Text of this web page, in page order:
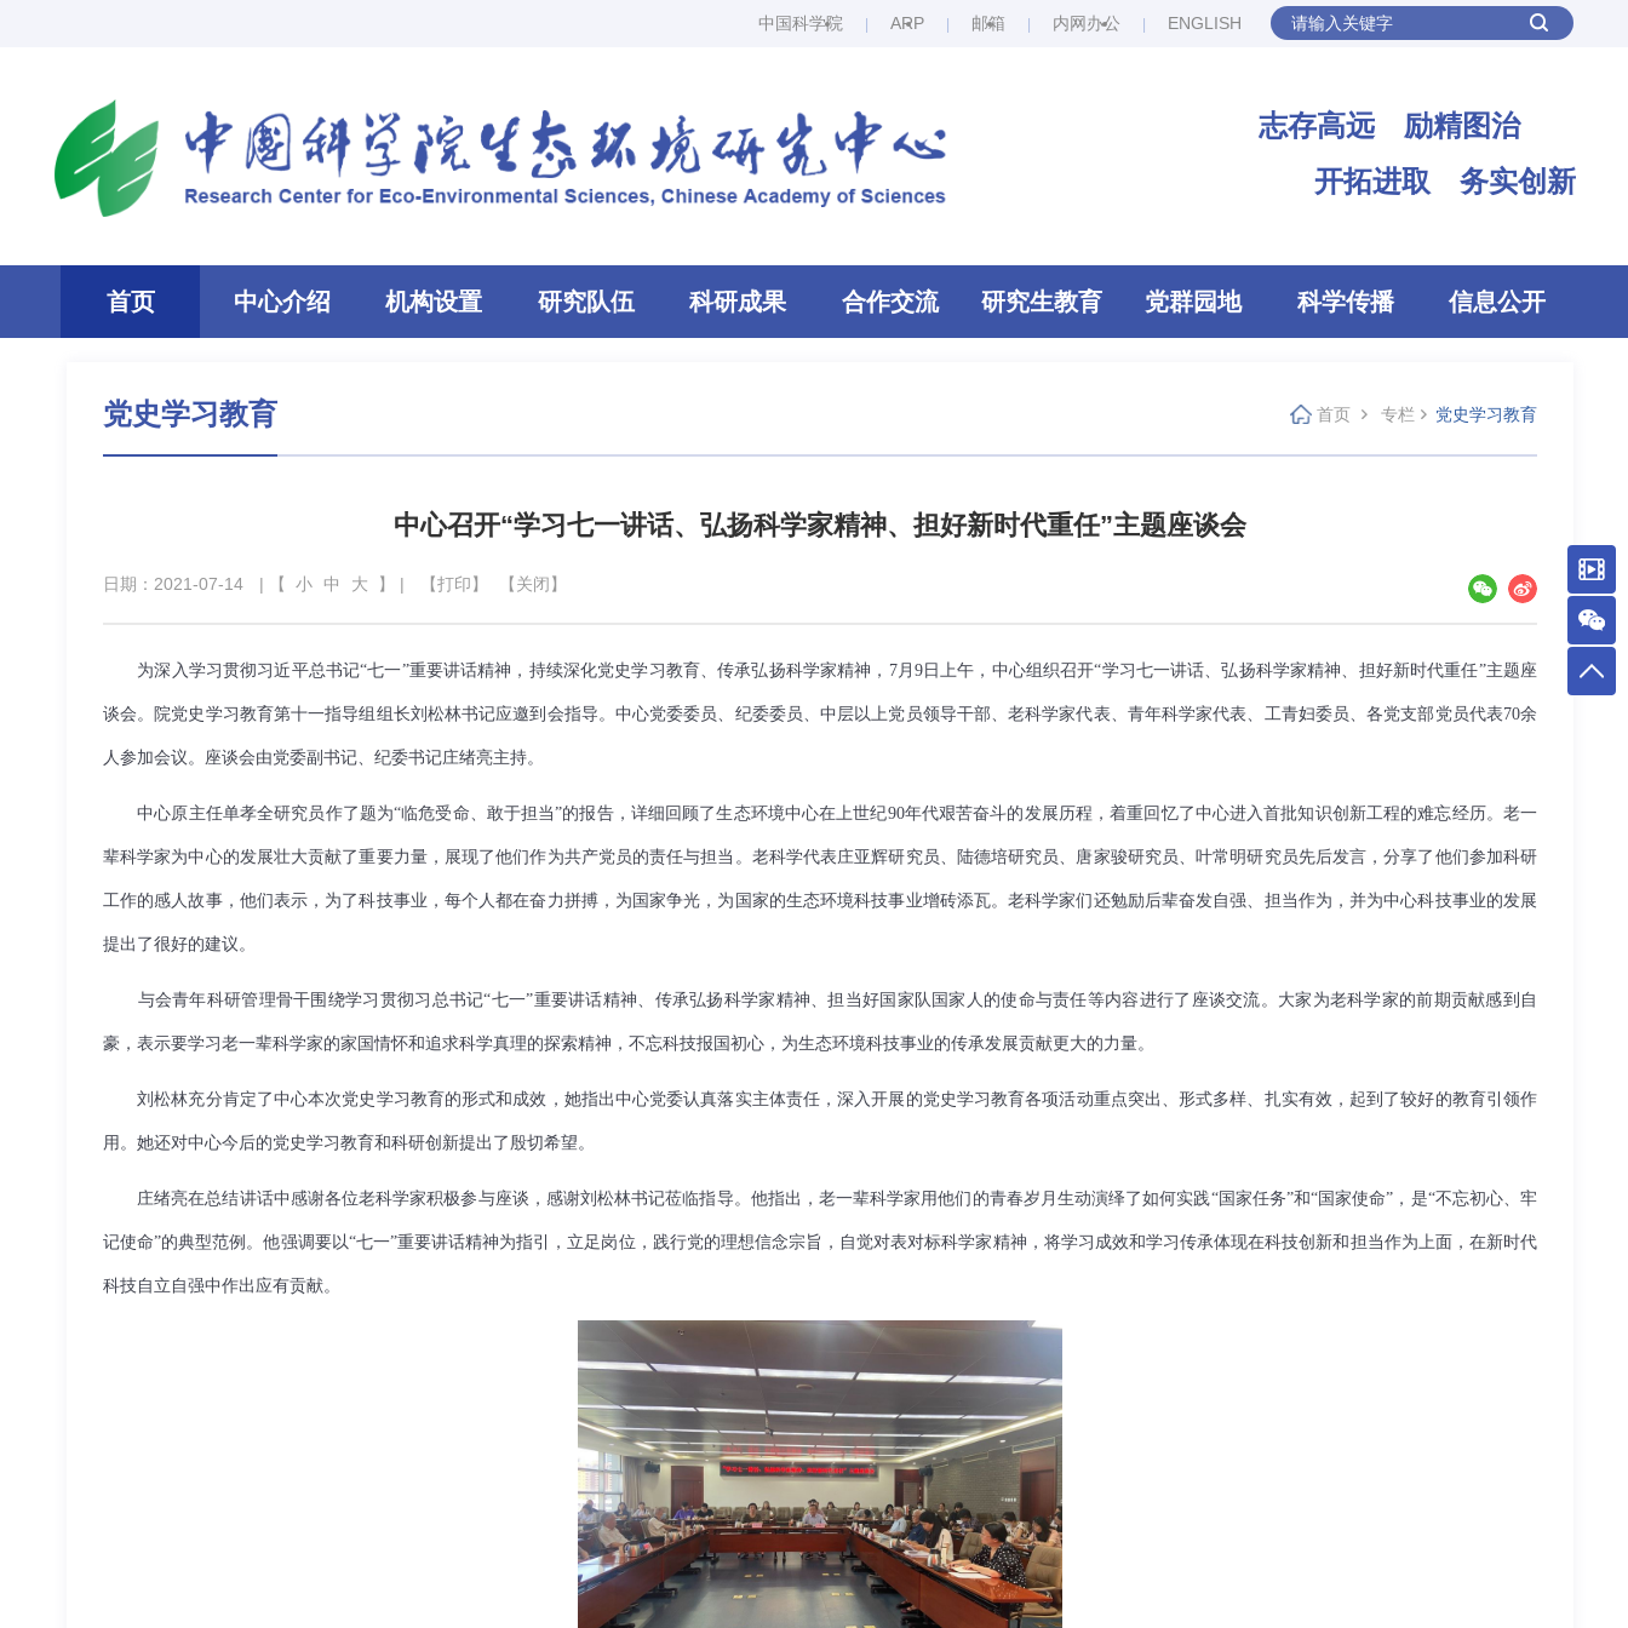
中国科学院 ARP 邮箱 内网办公 ENGLISH
志存高远 励精图治
开拓进取 务实创新
首页 中心介绍 机构设置 研究队伍 科研成果 合作交流 研究生教育 党群园地 科学传播 信息公开
党史学习教育 首页 专栏 党史学习教育
中心召开“学习七一讲话、弘扬科学家精神、担好新时代重任”主题座谈会
日期：2021-07-14 | 【 小 中 大 】 | 【打印】 【关闭】
为深入学习贯彻习近平总书记“七一”重要讲话精神，持续深化党史学习教育、传承弘扬科学家精神，7月9日上午，中心组织召开“学习七一讲话、弘扬科学家精神、担好新时代重任”主题座
谈会。院党史学习教育第十一指导组组长刘松林书记应邀到会指导。中心党委委员、纪委委员、中层以上党员领导干部、老科学家代表、青年科学家代表、工青妇委员、各党支部党员代表70余
人参加会议。座谈会由党委副书记、纪委书记庄绪亮主持。
中心原主任单孝全研究员作了题为“临危受命、敢于担当”的报告，详细回顾了生态环境中心在上世纪90年代艰苦奋斗的发展历程，着重回忆了中心进入首批知识创新工程的难忘经历。老一
辈科学家为中心的发展壮大贡献了重要力量，展现了他们作为共产党员的责任与担当。老科学代表庄亚辉研究员、陆德培研究员、唐家骏研究员、叶常明研究员先后发言，分享了他们参加科研
工作的感人故事，他们表示，为了科技事业，每个人都在奋力拼搏，为国家争光，为国家的生态环境科技事业增砖添瓦。老科学家们还勉励后辈奋发自强、担当作为，并为中心科技事业的发展
提出了很好的建议。
与会青年科研管理骨干围绕学习贯彻习总书记“七一”重要讲话精神、传承弘扬科学家精神、担当好国家队国家人的使命与责任等内容进行了座谈交流。大家为老科学家的前期贡献感到自
豪，表示要学习老一辈科学家的家国情怀和追求科学真理的探索精神，不忘科技报国初心，为生态环境科技事业的传承发展贡献更大的力量。
刘松林充分肯定了中心本次党史学习教育的形式和成效，她指出中心党委认真落实主体责任，深入开展的党史学习教育各项活动重点突出、形式多样、扎实有效，起到了较好的教育引领作
用。她还对中心今后的党史学习教育和科研创新提出了殷切希望。
庄绪亮在总结讲话中感谢各位老科学家积极参与座谈，感谢刘松林书记莅临指导。他指出，老一辈科学家用他们的青春岁月生动演绎了如何实践“国家任务”和“国家使命”，是“不忘初心、牢
记使命”的典型范例。他强调要以“七一”重要讲话精神为指引，立足岗位，践行党的理想信念宗旨，自觉对表对标科学家精神，将学习成效和学习传承体现在科技创新和担当作为上面，在新时代
科技自立自强中作出应有贡献。